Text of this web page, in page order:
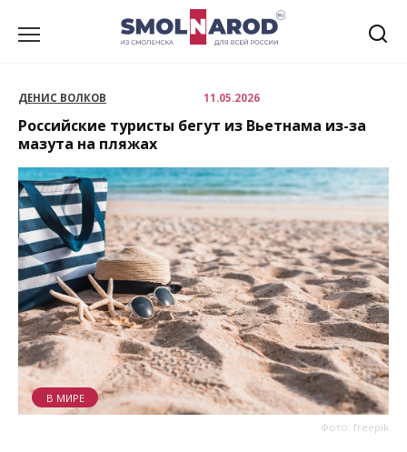
ДЕНИС ВОЛКОВ 11.05.2026
Российские туристы бегут из Вьетнама из-за
мазута на пляжах
Фото: freepik
В МИРЕ